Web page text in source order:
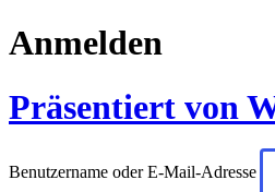
Anmelden
Präsentiert von
Benutzername oder E-Mail-Adresse